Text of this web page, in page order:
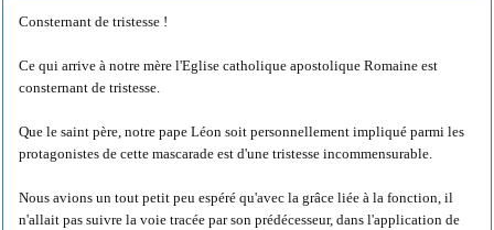
Consternant de tristesse !
Ce qui arrive à notre mère l'Eglise catholique apostolique Romaine est
consternant de tristesse.
Que le saint père, notre pape Léon soit personnellement impliqué parmi les
protagonistes de cette mascarade est d'une tristesse incommensurable.
Nous avions un tout petit peu espéré qu'avec la grâce liée à la fonction, il
n'allait pas suivre la voie tracée par son prédécesseur, dans l'application de